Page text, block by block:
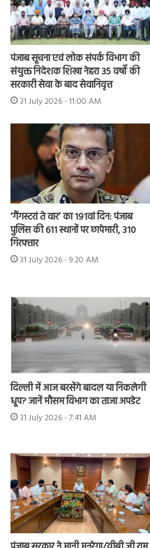
पंजाब सूचना एवं लोक संपर्क विभाग की
संयुक्त निदेशक शिखा नेहरा 35 वर्षों की
सरकारी सेवा के बाद सेवानिवृत्त
31 July 2026 - 11:00 AM
‘गैंगस्टरां ते वार’ का 191वां दिन: पंजाब
पुलिस की 611 स्थानों पर छापेमारी, 310
गिरफ्तार
31 July 2026 - 9:20 AM
दिल्ली में आज बरसेंगे बादल या निकलेगी
धूप? जानें मौसम विभाग का ताजा अपडेट
31 July 2026 - 7:41 AM